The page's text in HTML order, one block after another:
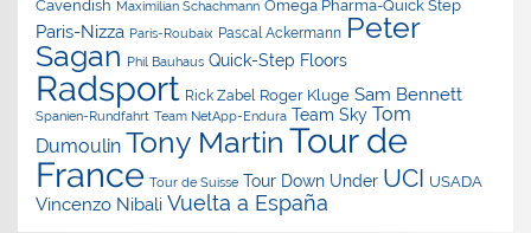
Cavendish Maximilian Schachmann Omega Pharma-Quick Step
Paris-Nizza Paris-Roubaix Pascal Ackermann Peter
Sagan Phil Bauhaus Quick-Step Floors
Radsport Rick Zabel Roger Kluge Sam Bennett
Spanien-Rundfahrt Team NetApp-Endura Team Sky Tom
Dumoulin Tony Martin Tour de
France Tour de Suisse Tour Down Under UCI USADA
Vincenzo Nibali Vuelta a España